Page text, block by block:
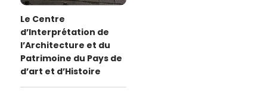
Le Centre
d’Interprétation de
l’Architecture et du
Patrimoine du Pays de
d’art et d’Histoire